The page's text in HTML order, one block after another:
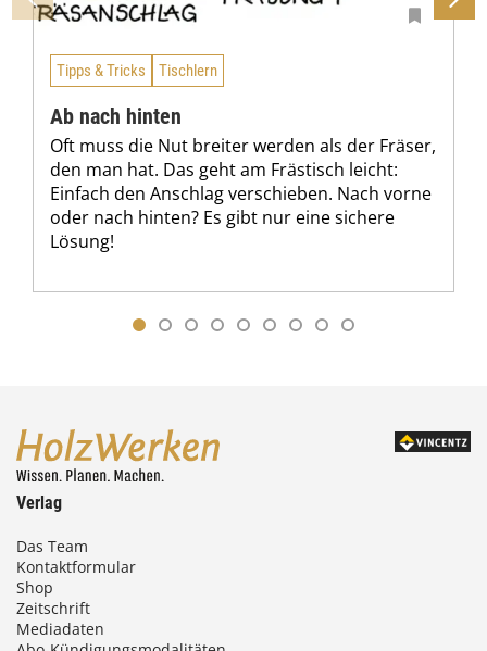
Tipps & Tricks Tischlern
Ab nach hinten
Oft muss die Nut breiter werden als der Fräser,
den man hat. Das geht am Frästisch leicht:
Einfach den Anschlag verschieben. Nach vorne
oder nach hinten? Es gibt nur eine sichere
Lösung!
Verlag
Das Team
Kontaktformular
Shop
Zeitschrift
Mediadaten